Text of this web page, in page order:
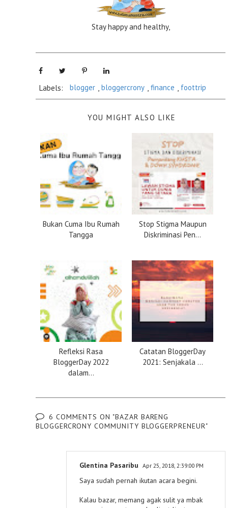
Stay happy and healthy,
Labels: blogger bloggercrony finance foottrip
YOU MIGHT ALSO LIKE
Bukan Cuma Ibu Rumah
Tangga
Stop Stigma Maupun
Diskriminasi Pen...
Refleksi Rasa
BloggerDay 2022
dalam...
Catatan BloggerDay
2021: Senjakala ...
6 COMMENTS ON "BAZAR BARENG
BLOGGERCRONY COMMUNITY BLOGGERPRENEUR"
Glentina Pasaribu Apr 25, 2018, 2:39:00 PM
Saya sudah pernah ikutan acara begini.
Kalau bazar, memang agak sulit ya mbak